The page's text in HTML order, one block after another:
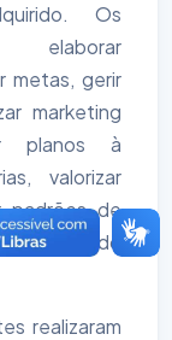
Os
elaborar
metas, gerir
marketing
planos à
valorizar
padrões de
do
realizaram